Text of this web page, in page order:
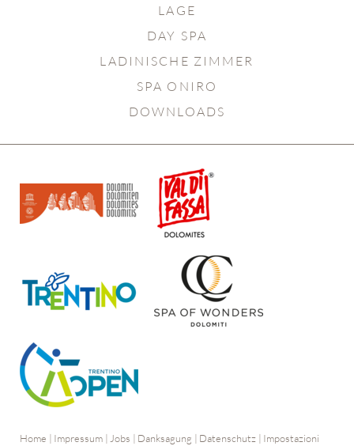
LAGE
DAY SPA
LADINISCHE ZIMMER
SPA ONIRO
DOWNLOADS
Home | Impressum | Jobs | Danksagung | Datenschutz | Impostazioni